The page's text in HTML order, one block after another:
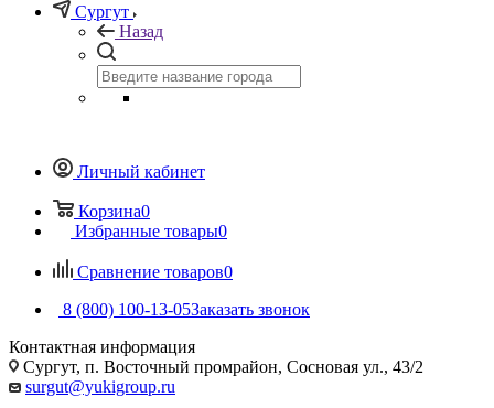
Сургут
Назад
Личный кабинет
Корзина0
Избранные товары0
Сравнение товаров0
8 (800) 100-13-05Заказать звонок
Контактная информация
Сургут, п. Восточный промрайон, Сосновая ул., 43/2
surgut@yukigroup.ru